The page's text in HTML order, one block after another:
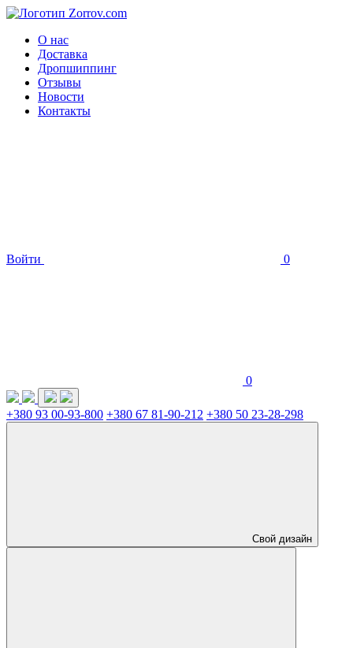
О нас
Доставка
Дропшиппинг
Отзывы
Новости
Контакты
Войти 0
0
+380 93 00-93-800 +380 67 81-90-212 +380 50 23-28-298
Свой дизайн